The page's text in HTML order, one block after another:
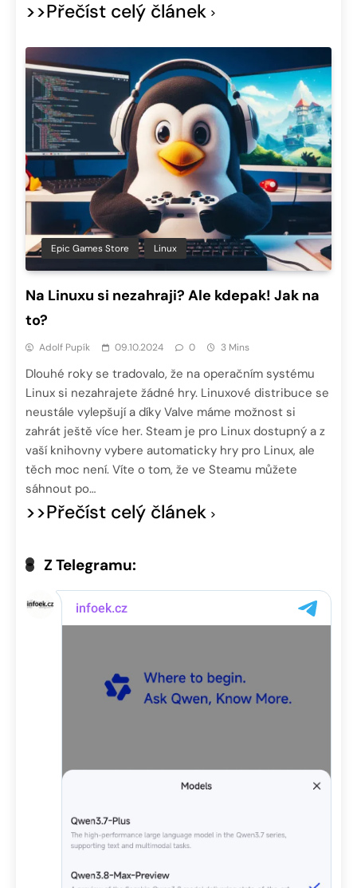
>>Přečíst celý článek
Epic Games Store Linux
Na Linuxu si nezahraji? Ale kdepak! Jak na
to?
Adolf Pupík 09.10.2024 0 3 Mins
Dlouhé roky se tradovalo, že na operačním systému
Linux si nezahrajete žádné hry. Linuxové distribuce se
neustále vylepšují a díky Valve máme možnost si
zahrát ještě více her. Steam je pro Linux dostupný a z
vaší knihovny vybere automaticky hry pro Linux, ale
těch moc není. Víte o tom, že ve Steamu můžete
sáhnout po…
>>Přečíst celý článek
Z Telegramu: